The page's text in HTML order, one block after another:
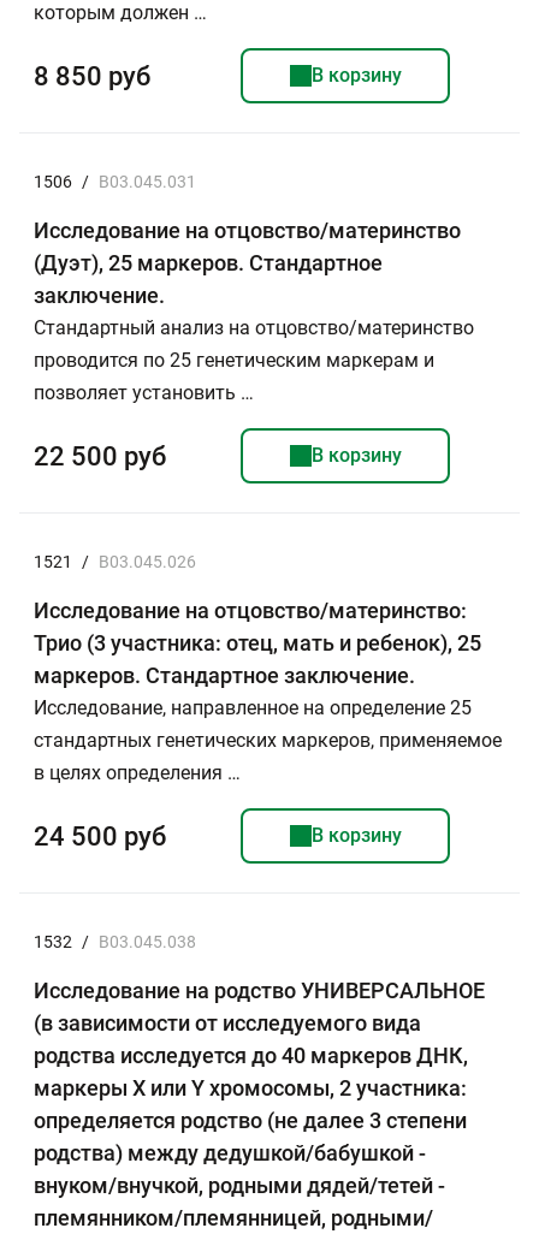
которым должен …
8 850 руб В корзину
1506 / B03.045.031
Исследование на отцовство/материнство
(Дуэт), 25 маркеров. Стандартное
заключение.
Стандартный анализ на отцовство/материнство
проводится по 25 генетическим маркерам и
позволяет установить …
22 500 руб В корзину
1521 / B03.045.026
Исследование на отцовство/материнство:
Трио (3 участника: отец, мать и ребенок), 25
маркеров. Стандартное заключение.
Исследование, направленное на определение 25
стандартных генетических маркеров, применяемое
в целях определения …
24 500 руб В корзину
1532 / B03.045.038
Исследование на родство УНИВЕРСАЛЬНОЕ
(в зависимости от исследуемого вида
родства исследуется до 40 маркеров ДНК,
маркеры Х или Y хромосомы, 2 участника:
определяется родство (не далее 3 степени
родства) между дедушкой/бабушкой -
внуком/внучкой, родными дядей/тетей -
племянником/племянницей, родными/